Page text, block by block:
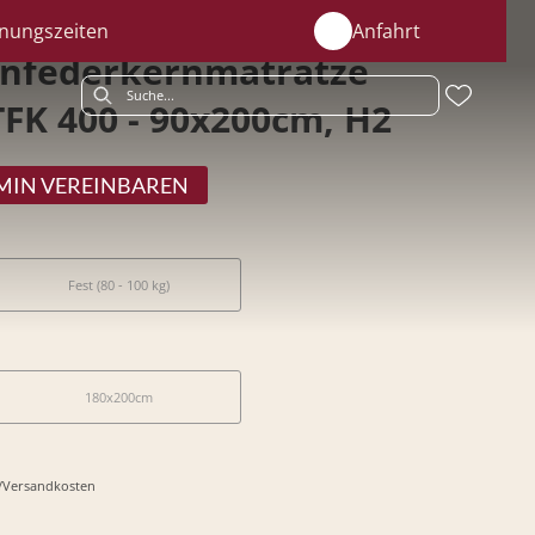
Anfahrt
VEREINBAREN
400 - 90x200cm, H2
Fest (80 - 100 kg)
180x200cm